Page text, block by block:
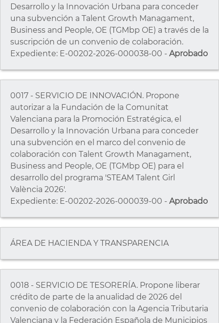
Desarrollo y la Innovación Urbana para conceder
una subvención a Talent Growth Managament,
Business and People, OE (TGMbp OE) a través de la
suscripción de un convenio de colaboración.
Expediente: E-00202-2026-000038-00 - Aprobado
0017 - SERVICIO DE INNOVACIÓN. Propone
autorizar a la Fundación de la Comunitat
Valenciana para la Promoción Estratégica, el
Desarrollo y la Innovación Urbana para conceder
una subvención en el marco del convenio de
colaboración con Talent Growth Managament,
Business and People, OE (TGMbp OE) para el
desarrollo del programa 'STEAM Talent Girl
València 2026'.
Expediente: E-00202-2026-000039-00 - Aprobado
ÁREA DE HACIENDA Y TRANSPARENCIA
0018 - SERVICIO DE TESORERÍA. Propone liberar
crédito de parte de la anualidad de 2026 del
convenio de colaboración con la Agencia Tributaria
Valenciana y la Federación Española de Municipios